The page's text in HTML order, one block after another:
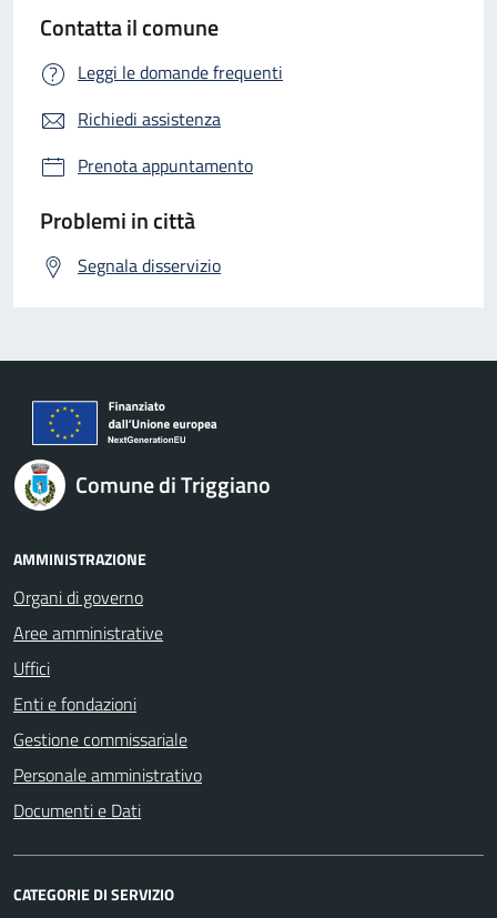
Contatta il comune
Leggi le domande frequenti
Richiedi assistenza
Prenota appuntamento
Problemi in città
Segnala disservizio
Comune di Triggiano
AMMINISTRAZIONE
Organi di governo
Aree amministrative
Uffici
Enti e fondazioni
Gestione commissariale
Personale amministrativo
Documenti e Dati
CATEGORIE DI SERVIZIO